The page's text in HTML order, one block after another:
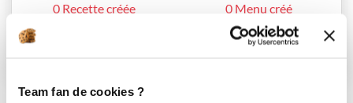
Team fan de cookies ?
0 Recette créée 0 Menu créé